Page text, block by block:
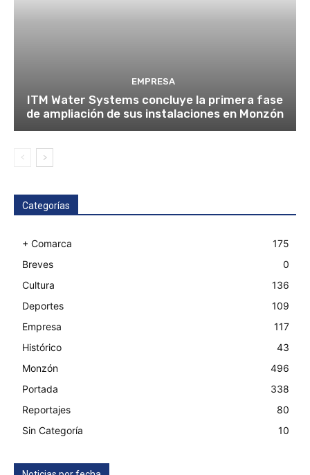
EMPRESA
ITM Water Systems concluye la primera fase
de ampliación de sus instalaciones en Monzón
Categorías
+ Comarca
175
Breves
0
Cultura
136
Deportes
109
Empresa
117
Histórico
43
Monzón
496
Portada
338
Reportajes
80
Sin Categoría
10